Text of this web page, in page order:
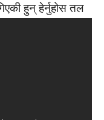
हुन् हेर्नुहोस तल